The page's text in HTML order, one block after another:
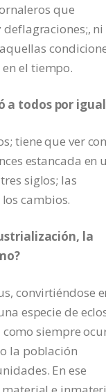
que
ni
el tiempo.
a todos por
tiene que ver
estancada en
siglos; las
cambios.
la
convirtiéndose
especie de
siempre
la población
En ese